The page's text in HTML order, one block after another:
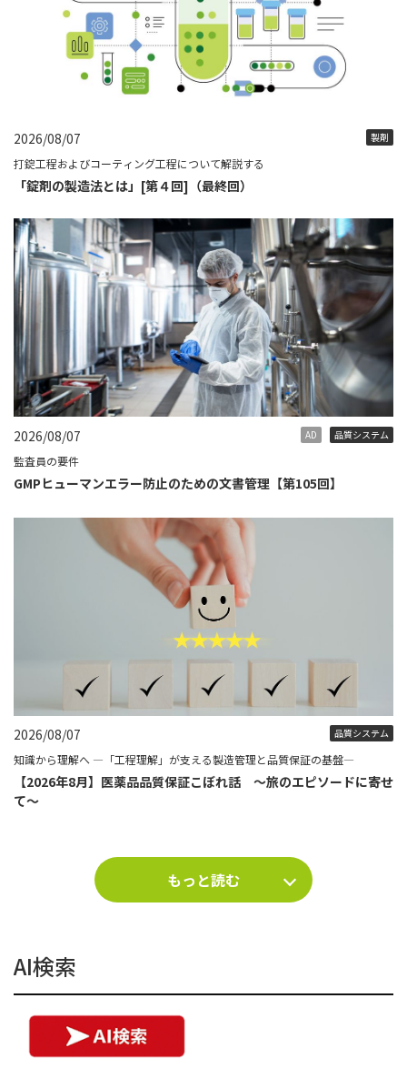
2026/08/07 製剤
打錠工程およびコーティング工程について解説する
「錠剤の製造法とは」[第４回]（最終回）
2026/08/07 AD 品質システム
監査員の要件
GMPヒューマンエラー防止のための文書管理【第105回】
2026/08/07 品質システム
知識から理解へ ―「工程理解」が支える製造管理と品質保証の基盤―
【2026年8月】医薬品品質保証こぼれ話 ～旅のエピソードに寄せ
て～
もっと読む
AI検索